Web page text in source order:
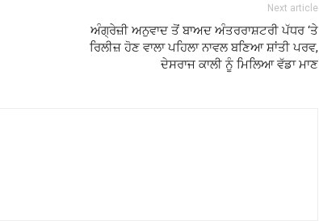
Next article
ਅੰਗ੍ਰੇਜ਼ੀ ਅਨੁਵਾਦ ਤੋਂ ਬਾਅਦ ਅੰਤਰਰਾਸ਼ਟਰੀ ਪੱਧਰ ‘ਤੇ
ਰਿਲੀਜ਼ ਹੋਣ ਵਾਲਾ ਪਹਿਲਾ ਨਾਵਲ ਬਣਿਆ ਸ਼ਾਂਤੀ ਪਰਵ,
ਦੇਸਰਾਜ ਕਾਲੀ ਨੂੰ ਮਿਲਿਆ ਵੱਡਾ ਮਾਣ